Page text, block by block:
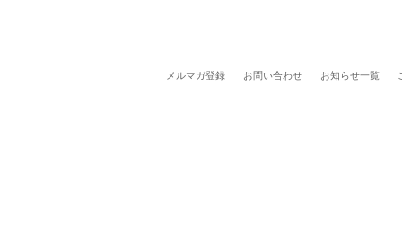
メルマガ登録 お問い合わせ お知らせ一覧